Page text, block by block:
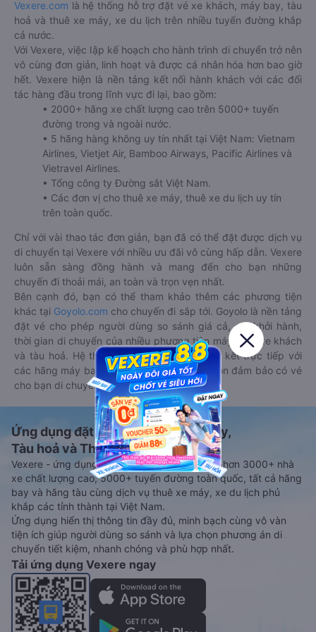
Vexere.com là hệ thống hỗ trợ đặt vé xe khách, máy bay, tàu
hoả và thuê xe máy, xe du lịch trên nhiều tuyến đường khắp
cả nước.
Với Vexere, việc lập kế hoạch cho hành trình di chuyển trở nên
vô cùng đơn giản, linh hoạt và được cá nhân hóa hơn bao giờ
hết. Vexere hiện là nền tảng kết nối hành khách với các đối
tác hàng đầu trong lĩnh vực đi lại, bao gồm:
• 2000+ hãng xe chất lượng cao trên 5000+ tuyến
đường trong và ngoài nước.
• 5 hãng hàng không uy tín nhất tại Việt Nam: Vietnam
Airlines, Vietjet Air, Bamboo Airways, Pacific Airlines và
Vietravel Airlines.
• Tổng công ty Đường sắt Việt Nam.
• Các đơn vị cho thuê xe máy, thuê xe du lịch uy tín
trên toàn quốc.
Chỉ với vài thao tác đơn giản, bạn đã có thể đặt được dịch vụ
di chuyển tại Vexere với nhiều ưu đãi vô cùng hấp dẫn. Vexere
luôn sẵn sàng đồng hành và mang đến cho bạn những
chuyến đi thoải mái, an toàn và trọn vẹn nhất.
Bên cạnh đó, bạn có thể tham khảo thêm các phương tiện
khác tại Goyolo.com cho chuyến đi sắp tới. Goyolo là nền tảng
đặt vé cho phép người dùng so sánh giá cả, giờ khởi hành,
thời gian di chuyển của nhiều phương tiện máy bay, xe khách
và tàu hoả. Hệ thống của Goyolo được liên kết trực tiếp với
các hãng máy bay, xe khách và tàu hoả, luôn đảm bảo có vé
cho bạn di chuyển.
Ứng dụng đặt vé Xe khách, Máy bay,
Tàu hoả và Thuê xe
Vexere - ứng dụng đặt vé đa phương tiện với hơn 3000+ nhà
xe chất lượng cao, 5000+ tuyến đường toàn quốc, tất cả hãng
bay và hãng tàu cùng dịch vụ thuê xe máy, xe du lịch phủ
khắp các tỉnh thành tại Việt Nam.
Ứng dụng hiển thị thông tin đầy đủ, minh bạch cùng vô vàn
tiện ích giúp người dùng so sánh và lựa chọn phương án di
chuyển tiết kiệm, nhanh chóng và phù hợp nhất.
Tải ứng dụng Vexere ngay